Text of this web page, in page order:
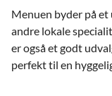
Menuen byder på
andre lokale
er også et godt
perfekt til en